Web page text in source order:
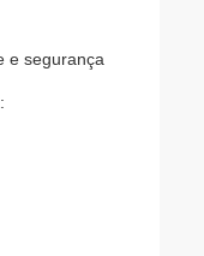
e segurança